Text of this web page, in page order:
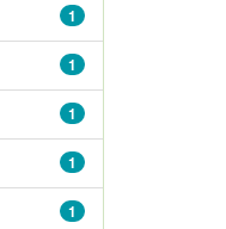
1
1
1
1
1